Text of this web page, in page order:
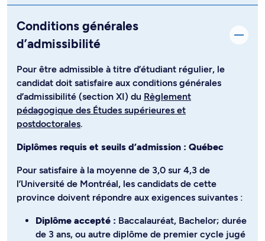
Conditions générales
d’admissibilité
Pour être admissible à titre d’étudiant régulier, le
candidat doit satisfaire aux conditions générales
d’admissibilité (section XI) du Règlement
pédagogique des Études supérieures et
postdoctorales.
Diplômes requis et seuils d’admission : Québec
Pour satisfaire à la moyenne de 3,0 sur 4,3 de
l’Université de Montréal, les candidats de cette
province doivent répondre aux exigences suivantes :
Diplôme accepté : Baccalauréat, Bachelor; durée
de 3 ans, ou autre diplôme de premier cycle jugé